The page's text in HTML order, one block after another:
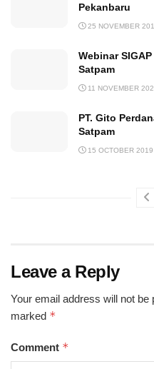
Pekanbaru
25 NOVEMBER
Webinar
Satpam
11 NOVEMBER
PT. Gito
Satpam
15 OCTOBER 2019
Leave a Reply
Your email address will not be
marked *
Comment *